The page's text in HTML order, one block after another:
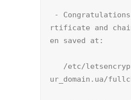
-
rtificate and
en saved at:
/etc/
ur_domain.ua/